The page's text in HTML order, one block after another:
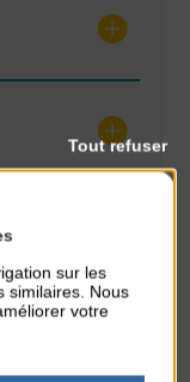
sur les
similaires. Nous
votre
Tout refuser